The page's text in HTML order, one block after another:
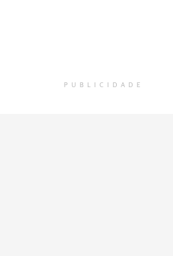
PUBLICIDADE